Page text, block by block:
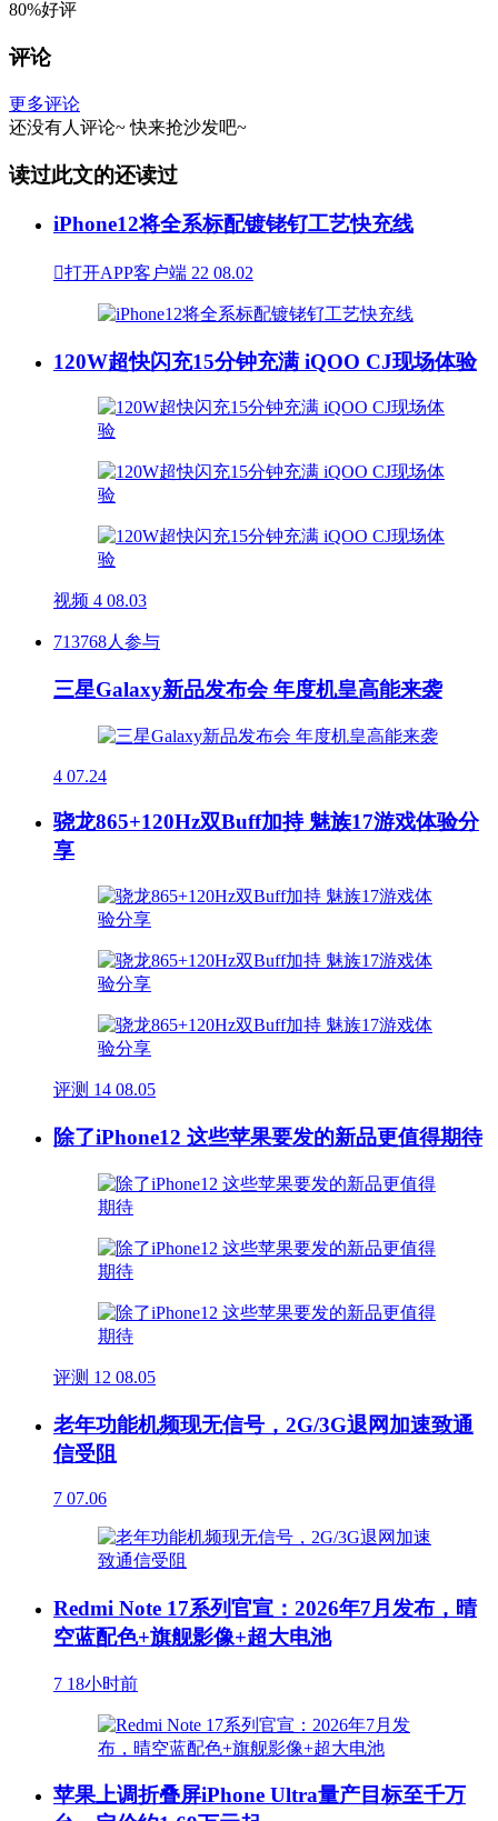
80%好评
评论
更多评论
还没有人评论~ 快来抢沙发吧~
读过此文的还读过
iPhone12将全系标配镀铑钌工艺快充线
打开APP客户端 22 08.02
120W超快闪充15分钟充满 iQOO CJ现场体验
视频 4 08.03
713768人参与
三星Galaxy新品发布会 年度机皇高能来袭
4 07.24
骁龙865+120Hz双Buff加持 魅族17游戏体验分
享
评测 14 08.05
除了iPhone12 这些苹果要发的新品更值得期待
评测 12 08.05
老年功能机频现无信号，2G/3G退网加速致通
信受阻
7 07.06
Redmi Note 17系列官宣：2026年7月发布，晴
空蓝配色+旗舰影像+超大电池
7 18小时前
苹果上调折叠屏iPhone Ultra量产目标至千万